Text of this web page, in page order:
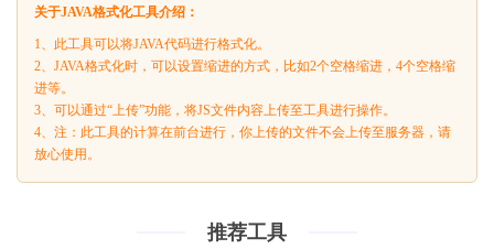
关于JAVA格式化工具介绍：
1、此工具可以将JAVA代码进行格式化。
2、JAVA格式化时，可以设置缩进的方式，比如2个空格缩进，4个空格缩
进等。
3、可以通过“上传”功能，将JS文件内容上传至工具进行操作。
4、注：此工具的计算在前台进行，你上传的文件不会上传至服务器，请
放心使用。
推荐工具